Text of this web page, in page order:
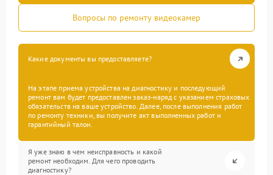
Вопросы по ремонту видеокамер
Какие документы вы предоставляете?
На этапе приема устройства на диагностику и последующий
ремонт вам будет предоставлен заказ-наряд с указанием страховых
обязательств на ваше устройство. Далее, после выполнения работ
по ремонту техники, вы получите акт выполненных работ и
гарантийный талон.
Я уже знаю в чем неисправность и какой
ремонт необходим. Для чего проводить
диагностику?